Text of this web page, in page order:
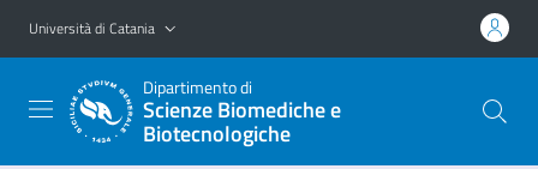
Vai al contenuto principale
Vai al menu di navigazione
Università di Catania
Dipartimento di
Scienze Biomediche e
Biotecnologiche